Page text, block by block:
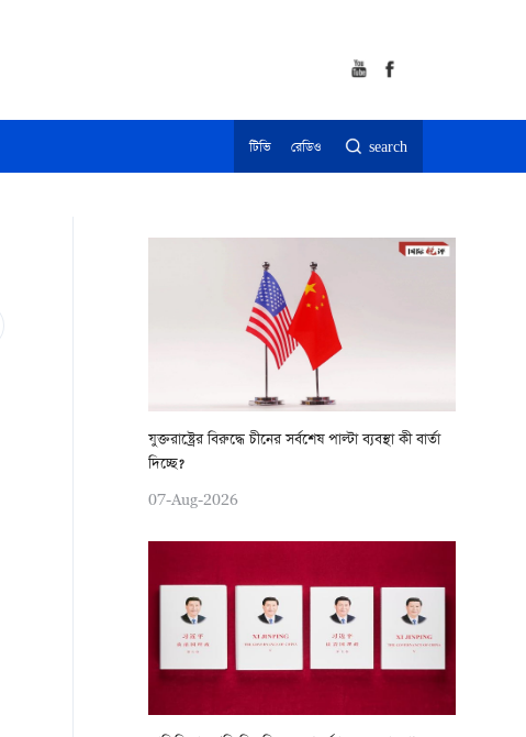
টিভি রেডিও search
যুক্তরাষ্ট্রের বিরুদ্ধে চীনের সর্বশেষ পাল্টা ব্যবস্থা কী বার্তা
দিচ্ছে?
07-Aug-2026